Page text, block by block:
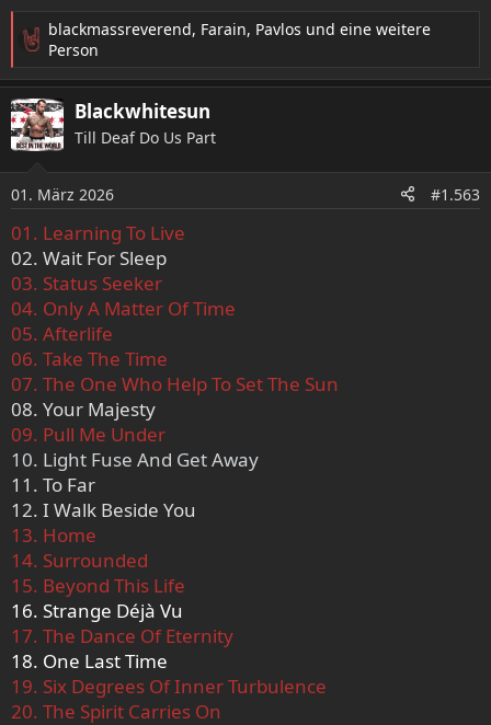
R
a
k
t
i
o
n
e
n
:
blackmassreverend, Farain, Pavlos und eine weitere
Person
Blackwhitesun
Till Deaf Do Us Part
01. März 2026 #1.563
01. Learning To Live
02. Wait For Sleep
03. Status Seeker
04. Only A Matter Of Time
05. Afterlife
06. Take The Time
07. The One Who Help To Set The Sun
08. Your Majesty
09. Pull Me Under
10. Light Fuse And Get Away
11. To Far
12. I Walk Beside You
13. Home
14. Surrounded
15. Beyond This Life
16. Strange Déjà Vu
17. The Dance Of Eternity
18. One Last Time
19. Six Degrees Of Inner Turbulence
20. The Spirit Carries On